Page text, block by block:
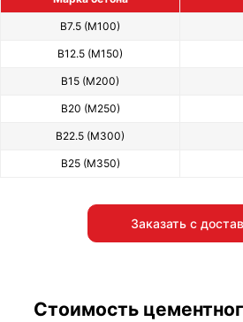
В7.5 (М100)
В12.5 (М150)
В15 (М200)
В20 (М250)
В22.5 (М300)
В25 (М350)
Заказать с
Стоимость